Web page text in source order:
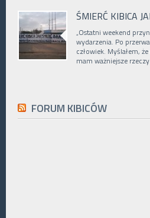
ŚMIERĆ KIBICA
„Ostatni weekend
wydarzenia. Po
człowiek. Myślałem,
mam ważniejsze
FORUM KIBICÓW